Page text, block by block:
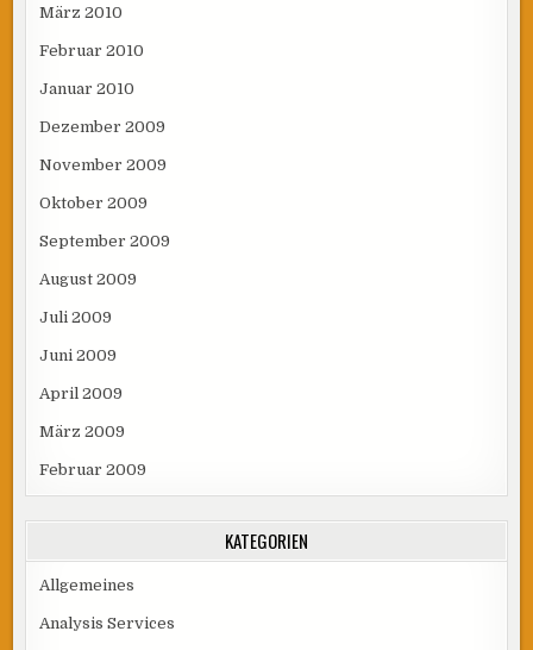
März 2010
Februar 2010
Januar 2010
Dezember 2009
November 2009
Oktober 2009
September 2009
August 2009
Juli 2009
Juni 2009
April 2009
März 2009
Februar 2009
KATEGORIEN
Allgemeines
Analysis Services